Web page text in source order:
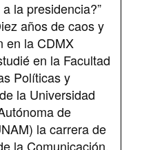
la presidencia?”
años de caos y
en la CDMX
en la Facultad
Políticas y
la Universidad
de
la carrera de
la Comunicación,